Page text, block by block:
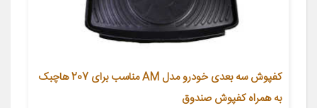
کفپوش سه بعدی خودرو مدل AM مناسب برای 207 هاچبک
به همراه کفپوش صندوق